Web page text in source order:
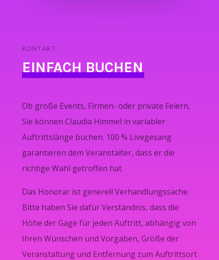
KONTAKT
EINFACH BUCHEN
Ob große Events, Firmen- oder private Feiern,
Sie können Claudia Himmel in variabler
Auftrittslänge buchen. 100 % Livegesang
garantieren dem Veranstalter, dass er die
richtige Wahl getroffen hat.
Das Honorar ist generell Verhandlungssache.
Bitte haben Sie dafür Verständnis, dass die
Höhe der Gage für jeden Auftritt, abhängig von
Ihren Wünschen und Vorgaben, Größe der
Veranstaltung und Entfernung zum Auftrittsort